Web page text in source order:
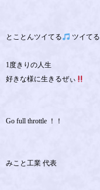
とことんツイてる ツイてる
1度きりの人生
好きな様に生きるぜぃ
Go full throttle ！！
みこと工業 代表